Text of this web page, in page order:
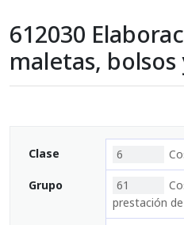
612030
maletas, bolsos
Clase 6
Grupo 61
prestación